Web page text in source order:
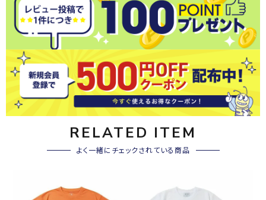
RELATED ITEM
よく一緒にチェックされている商品